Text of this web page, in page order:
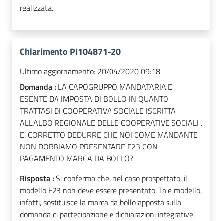
realizzata.
Chiarimento PI104871-20
Ultimo aggiornamento: 20/04/2020 09:18
Domanda : LA CAPOGRUPPO MANDATARIA E'
ESENTE DA IMPOSTA DI BOLLO IN QUANTO
TRATTASI DI COOPERATIVA SOCIALE ISCRITTA
ALL'ALBO REGIONALE DELLE COOPERATIVE SOCIALI .
E' CORRETTO DEDURRE CHE NOI COME MANDANTE
NON DOBBIAMO PRESENTARE F23 CON
PAGAMENTO MARCA DA BOLLO?
Risposta : Si conferma che, nel caso prospettato, il
modello F23 non deve essere presentato. Tale modello,
infatti, sostituisce la marca da bollo apposta sulla
domanda di partecipazione e dichiarazioni integrative.